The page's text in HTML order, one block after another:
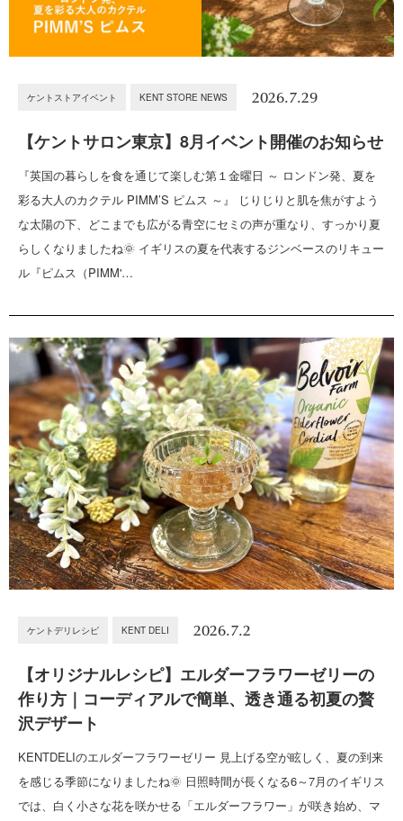
ケントストアイベント KENT STORE NEWS 2026.7.29
【ケントサロン東京】8月イベント開催のお知らせ
『英国の暮らしを食を通じて楽しむ第１金曜日 ～ ロンドン発、夏を
彩る大人のカクテル PIMM’S ピムス ～』 じりじりと肌を焦がすよう
な太陽の下、どこまでも広がる青空にセミの声が重なり、すっかり夏
らしくなりましたね🌞 イギリスの夏を代表するジンベースのリキュー
ル『ピムス（PIMM'…
ケントデリレシピ KENT DELI 2026.7.2
【オリジナルレシピ】エルダーフラワーゼリーの
作り方｜コーディアルで簡単、透き通る初夏の贅
沢デザート
KENTDELIのエルダーフラワーゼリー 見上げる空が眩しく、夏の到来
を感じる季節になりましたね🌞 日照時間が長くなる6～7月のイギリス
では、白く小さな花を咲かせる「エルダーフラワー」が咲き始め、マ